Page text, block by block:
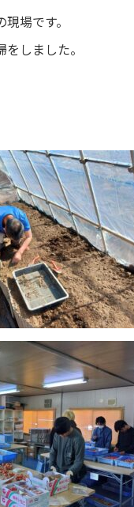
場です。
しました。